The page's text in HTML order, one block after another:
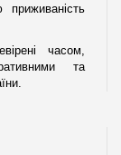
часом,
та